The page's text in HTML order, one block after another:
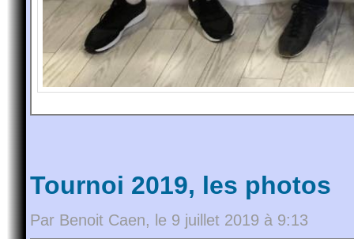
Tournoi 2019, les photos
Par Benoit Caen, le 9 juillet 2019 à 9:13